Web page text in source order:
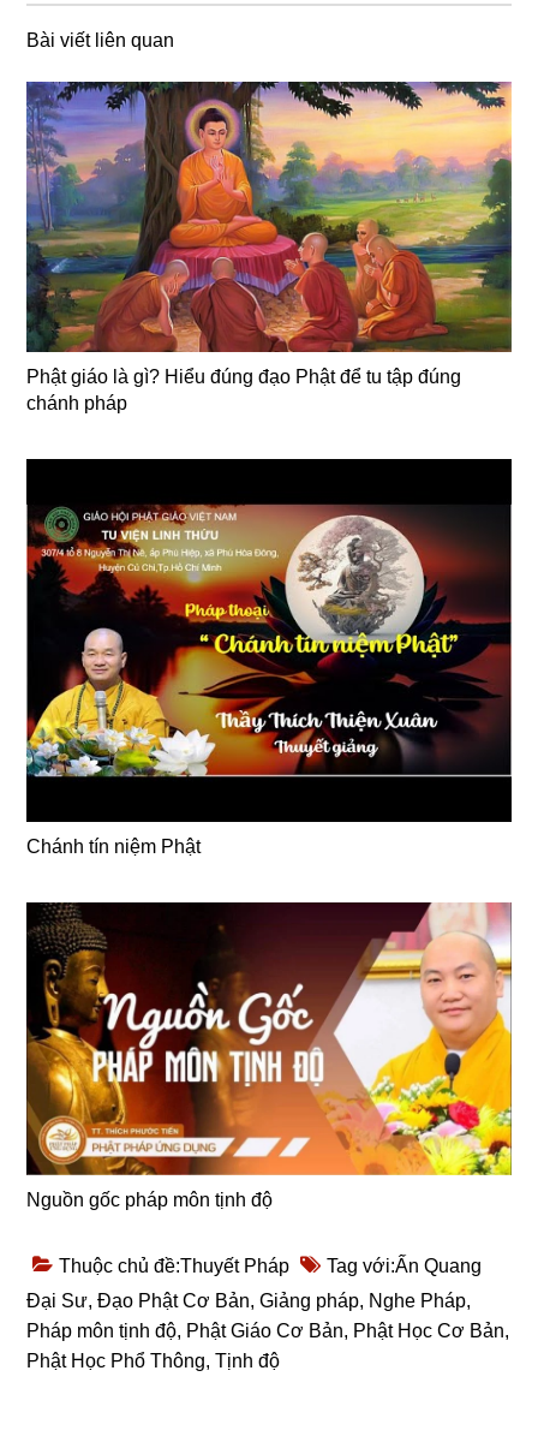
Bài viết liên quan
Phật giáo là gì? Hiểu đúng đạo Phật để tu tập đúng
chánh pháp
Chánh tín niệm Phật
Nguồn gốc pháp môn tịnh độ
Thuộc chủ đề:Thuyết Pháp Tag với:Ấn Quang
Đại Sư,Đạo Phật Cơ Bản,Giảng pháp, Nghe Pháp,
Pháp môn tịnh độ, Phật Giáo Cơ Bản, Phật Học Cơ Bản,
Phật Học Phổ Thông,Tịnh độ